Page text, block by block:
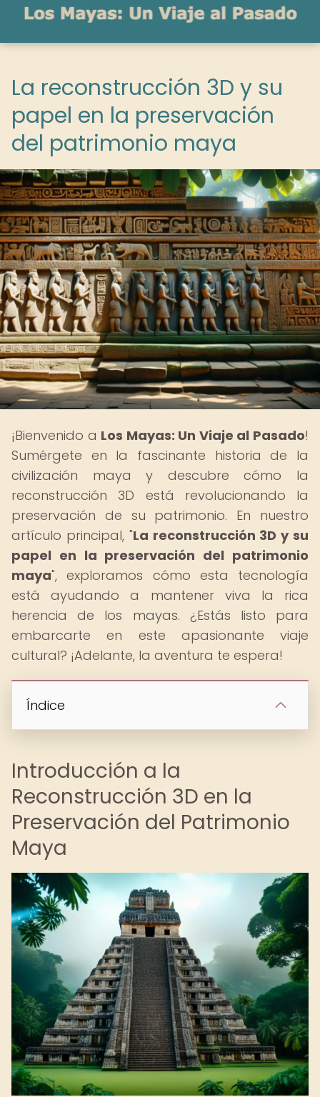
La reconstrucción 3D y su
papel en la preservación
del patrimonio maya
¡Bienvenido a Los Mayas: Un Viaje al Pasado!
Sumérgete en la fascinante historia de la
civilización maya y descubre cómo la
reconstrucción 3D está revolucionando la
preservación de su patrimonio. En nuestro
artículo principal, "La reconstrucción 3D y su
papel en la preservación del patrimonio
maya", exploramos cómo esta tecnología
está ayudando a mantener viva la rica
herencia de los mayas. ¿Estás listo para
embarcarte en este apasionante viaje
cultural? ¡Adelante, la aventura te espera!
Índice
Introducción a la
Reconstrucción 3D en la
Preservación del Patrimonio
Maya